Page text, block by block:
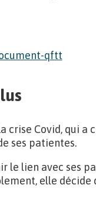
crise Covid, qui
ses patientes.
le lien avec ses
elle décide